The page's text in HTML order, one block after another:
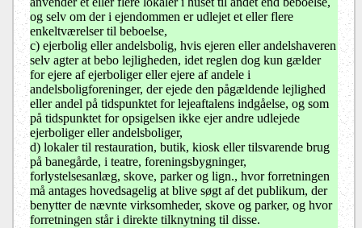
og selv om der i ejendommen er udlejet et eller flere
enkeltværelser til beboelse,
c) ejerbolig eller andelsbolig, hvis ejeren eller andelshaveren
selv agter at bebo lejligheden, idet reglen dog kun gælder
for ejere af ejerboliger eller ejere af andele i
andelsboligforeninger, der ejede den pågældende lejlighed
eller andel på tidspunktet for lejeaftalens indgåelse, og som
på tidspunktet for opsigelsen ikke ejer andre udlejede
ejerboliger eller andelsboliger,
d) lokaler til restauration, butik, kiosk eller tilsvarende brug
på banegårde, i teatre, foreningsbygninger,
forlystelsesanlæg, skove, parker og lign., hvor forretningen
må antages hovedsagelig at blive søgt af det publikum, der
benytter de nævnte virksomheder, skove og parker, og hvor
forretningen står i direkte tilknytning til disse.